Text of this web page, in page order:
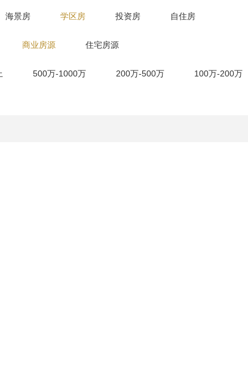
海景房 学区房 投资房 自住房
商业房源 住宅房源
500万-1000万 200万-500万 100万-200万